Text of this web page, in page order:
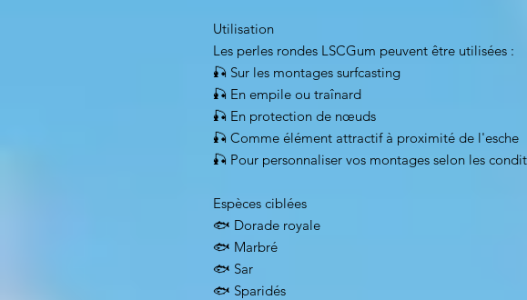
Utilisation
Les perles rondes LSCGum peuvent être utilisées :
🎣 Sur les montages surfcasting
🎣 En empile ou traînard
🎣 En protection de nœuds
🎣 Comme élément attractif à proximité de l'esche
🎣 Pour personnaliser vos montages selon les
Espèces ciblées
🐟 Dorade royale
🐟 Marbré
🐟 Sar
🐟 Sparidés